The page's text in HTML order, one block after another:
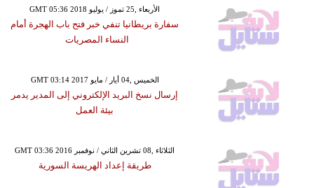
GMT 05:36 2018 الأربعاء ,25 تموز / يوليو
سفارة بريطانيا تنفي خبر فتح باب الهجرة أمام
النساء المصريات
GMT 03:14 2017 الخميس ,04 أيار / مايو
إرسال نسخ البريد الإلكتروني إلى المدير يدمر
بيئة العمل
GMT 03:36 2016 الثلاثاء ,08 تشرين الثاني / نوفمبر
طريقة إعداد الهريسة السورية